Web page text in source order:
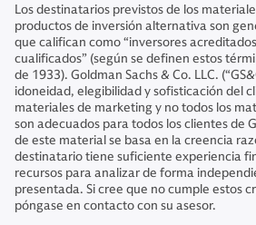
Los destinatarios previstos de los
productos de inversión alternativa son
que califican como “inversores
cualificados” (según se definen estos
de 1933). Goldman Sachs & Co. LLC.
idoneidad, elegibilidad y sofisticación del
materiales de marketing y no todos los
son adecuados para todos los clientes de
de este material se basa en la creencia
destinatario tiene suficiente experiencia
recursos para analizar de forma
presentada. Si cree que no cumple estos
póngase en contacto con su asesor.